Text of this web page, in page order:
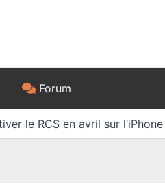
Forum
le RCS en avril sur l’iPhone